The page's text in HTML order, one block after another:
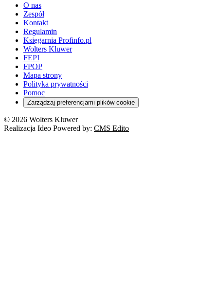
O nas
Zespół
Kontakt
Regulamin
Księgarnia Profinfo.pl
Wolters Kluwer
FEPI
FPOP
Mapa strony
Polityka prywatności
Pomoc
Zarządzaj preferencjami plików cookie
© 2026 Wolters Kluwer
Realizacja Ideo Powered by: CMS Edito